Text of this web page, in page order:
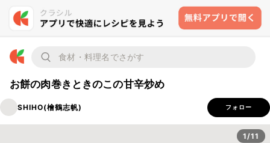
お餅の肉巻きときのこの甘辛炒め
SHIHO(檜鶴志帆) フォロー
1/11